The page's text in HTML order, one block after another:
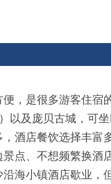
，是很多游客住宿
以及庞贝古城，可
酒店餐饮选择丰富
点、不想频繁换酒
海小镇酒店歇业，